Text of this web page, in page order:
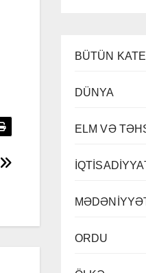
BÜTÜN
DÜNYA
ELM VƏ
ORDU